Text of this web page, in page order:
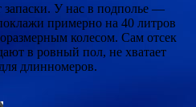
запаски. У нас в подполье —
примерно на 40 литров
колесом. Сам отсек
в ровный пол, не хватает
длинномеров.